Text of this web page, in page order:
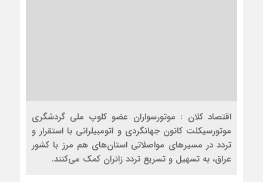
اقتصاد کلان : موتورسواران عضو کلوپ ملی گردشگری
موتورسيكلت کانون جهانگردی و اتومبیلرانی با استقرار و
تردد در مسیرهای مواصلاتی استان‌های هم مرز با کشور
عراق، به تسهیل و تسریع تردد زائران کمک می‌کنند.